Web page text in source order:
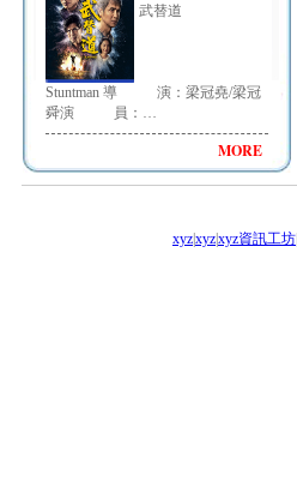
武替道
Stuntman 導 演：梁冠堯/梁冠
舜演 員：…
MORE
xyzxyzxyz資訊工坊